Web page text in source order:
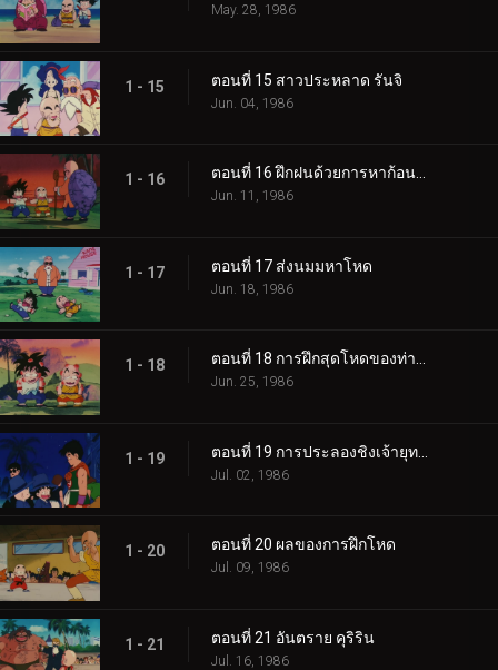
May. 28, 1986
1 - 15 ตอนที่ 15 สาวประหลาด รันจิ
Jun. 04, 1986
1 - 16 ตอนที่ 16 ฝึกฝนด้วยการหาก้อนหิน
Jun. 11, 1986
1 - 17 ตอนที่ 17 ส่งนมมหาโหด
Jun. 18, 1986
1 - 18 ตอนที่ 18 การฝึกสุดโหดของท่านผู้เฒ่าเต่า
Jun. 25, 1986
1 - 19
Jul. 02, 1986
1 - 20 ตอนที่ 20 ผลของการฝึกโหด
Jul. 09, 1986
1 - 21 ตอนที่ 21 อันตราย คุริริน
Jul. 16, 1986